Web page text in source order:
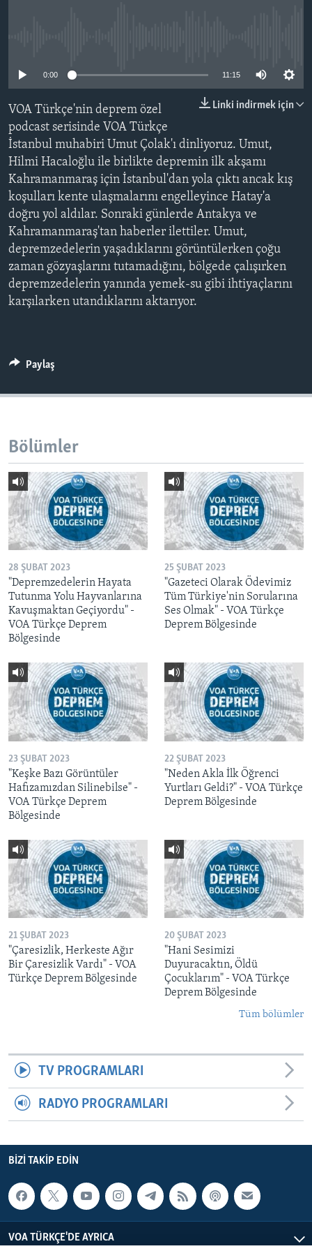
Diller
0:00 11:15
Linki indirmek için
VOA Türkçe'nin deprem özel
podcast serisinde VOA Türkçe
İstanbul muhabiri Umut Çolak'ı dinliyoruz. Umut,
Hilmi Hacaloğlu ile birlikte depremin ilk akşamı
Kahramanmaraş için İstanbul'dan yola çıktı ancak kış
koşulları kente ulaşmalarını engelleyince Hatay'a
doğru yol aldılar. Sonraki günlerde Antakya ve
Kahramanmaraş'tan haberler ilettiler. Umut,
depremzedelerin yaşadıklarını görüntülerken çoğu
zaman gözyaşlarını tutamadığını, bölgede çalışırken
depremzedelerin yanında yemek-su gibi ihtiyaçlarını
karşılarken utandıklarını aktarıyor.
Paylaş
Bölümler
28 ŞUBAT 2023
"Depremzedelerin Hayata
Tutunma Yolu Hayvanlarına
Kavuşmaktan Geçiyordu" -
VOA Türkçe Deprem
Bölgesinde
25 ŞUBAT 2023
"Gazeteci Olarak Ödevimiz
Tüm Türkiye'nin Sorularına
Ses Olmak" - VOA Türkçe
Deprem Bölgesinde
23 ŞUBAT 2023
"Keşke Bazı Görüntüler
Hafızamızdan Silinebilse" -
VOA Türkçe Deprem
Bölgesinde
22 ŞUBAT 2023
"Neden Akla İlk Öğrenci
Yurtları Geldi?" - VOA Türkçe
Deprem Bölgesinde
21 ŞUBAT 2023
"Çaresizlik, Herkeste Ağır
Bir Çaresizlik Vardı" - VOA
Türkçe Deprem Bölgesinde
20 ŞUBAT 2023
"Hani Sesimizi
Duyuracaktın, Öldü
Çocuklarım" - VOA Türkçe
Deprem Bölgesinde
Tüm bölümler
TV PROGRAMLARI
RADYO PROGRAMLARI
BIZI TAKIP EDIN
VOA TÜRKÇE'DE AYRICA